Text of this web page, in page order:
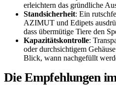
erleichtern das gründliche
Standsicherheit: Ein
AZIMUT und Edipets
dass übermütige Tiere den
Kapazitätskontrolle:
oder durchsichtigem
Blick, wann nachgefüllt
Die Empfehlungen